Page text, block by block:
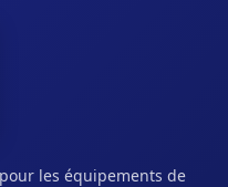
les équipements de